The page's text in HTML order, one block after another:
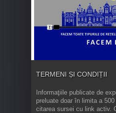
TERMENI ȘI CONDIȚII
Informaţiile publicate de
preluate doar în limita a
citarea sursei cu link activ.